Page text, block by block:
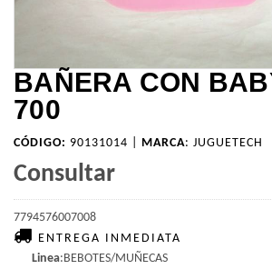
BAÑERA CON
700
CÓDIGO: 90131014 | MARCA: JUGUETECH
Consultar
7794576007008
ENTREGA INMEDIATA
Linea:BEBOTES/MUÑECAS